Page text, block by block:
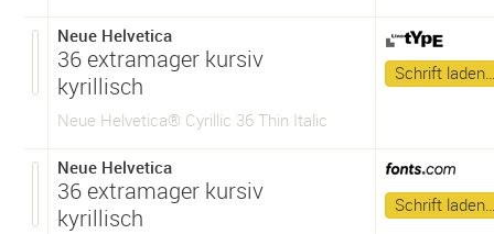
Neue Helvetica
36 extramager kursiv
kyrillisch
Neue Helvetica® Cyrillic 36 Thin Italic
Schrift
Neue Helvetica
36 extramager kursiv
kyrillisch
Schrift